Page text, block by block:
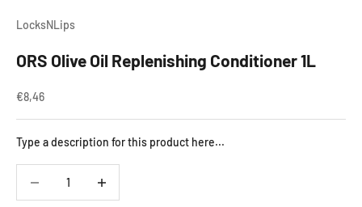
LocksNLips
ORS Olive Oil Replenishing Conditioner 1L
Aanbiedingsprijs
€8,46
Type a description for this product here...